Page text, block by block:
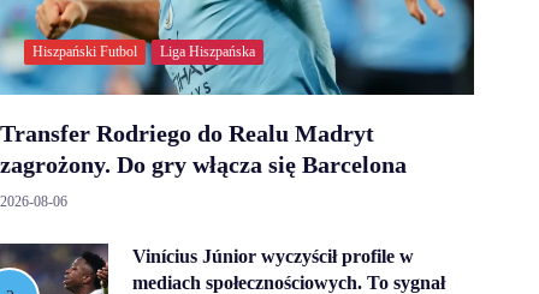
Hiszpański Futbol Liga Hiszpańska
Transfer Rodriego do Realu Madryt
zagrożony. Do gry włącza się Barcelona
2026-08-06
Vinícius Júnior wyczyścił profile w
mediach społecznościowych. To sygnał